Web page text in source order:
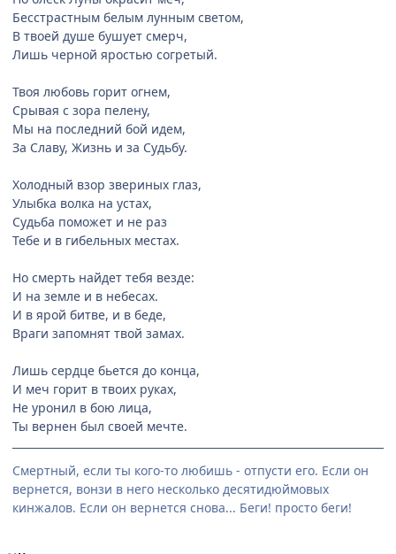
Бесстрастным белым лунным светом,
В твоей душе бушует смерч,
Лишь черной яростью согретый.
Твоя любовь горит огнем,
Срывая с зора пелену,
Мы на последний бой идем,
За Славу, Жизнь и за Судьбу.
Холодный взор звериных глаз,
Улыбка волка на устах,
Судьба поможет и не раз
Тебе и в гибельных местах.
Но смерть найдет тебя везде:
И на земле и в небесах.
И в ярой битве, и в беде,
Враги запомнят твой замах.
Лишь сердце бьется до конца,
И меч горит в твоих руках,
Не уронил в бою лица,
Ты вернен был своей мечте.
Смертный, если ты кого-то любишь - отпусти его. Если он
вернется, вонзи в него несколько десятидюймовых
кинжалов. Если он вернется снова... Беги! просто беги!